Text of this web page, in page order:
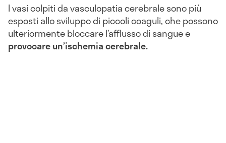
I vasi colpiti da vasculopatia cerebrale sono più
esposti allo sviluppo di piccoli coaguli, che possono
ulteriormente bloccare l’afflusso di sangue e
provocare un’ischemia cerebrale.